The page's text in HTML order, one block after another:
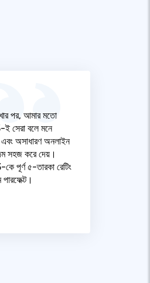
পর, আমার মতো
সেরা বলে মনে
এবং অসাধারণ অনলাইন
সহজ করে দেয়।
পূর্ণ ৫-তারকা রেটিং